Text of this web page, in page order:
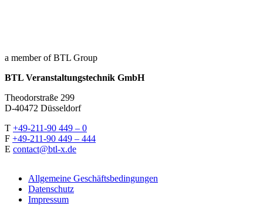
a member of BTL Group
BTL Veranstaltungstechnik GmbH
Theodorstraße 299
D-40472 Düsseldorf
T +49-211-90 449 – 0
F +49-211-90 449 – 444
E contact@btl-x.de
Allgemeine Geschäftsbedingungen
Datenschutz
Impressum